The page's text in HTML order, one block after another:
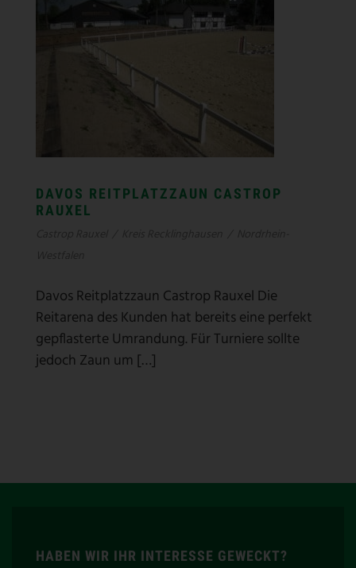
DAVOS REITPLATZZAUN CASTROP
RAUXEL
Davos Reitplatzzaun Castrop Rauxel Die
Reitarena des Kunden hat bereits eine perfekt
gepflasterte Umrandung. Für Turniere sollte
jedoch Zaun um […]
HABEN WIR IHR INTERESSE GEWECKT?